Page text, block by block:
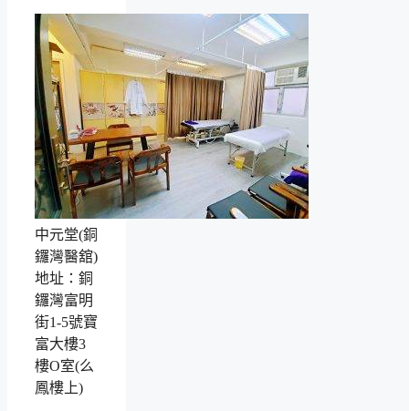
中元堂(銅
鑼灣醫舘)
地址：銅
鑼灣富明
街1-5號寶
富大樓3
樓O室(么
鳳樓上)